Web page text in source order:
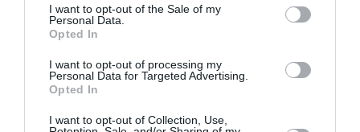
I want to opt-out of the Sale of my
Personal Data.
Opted In
I want to opt-out of processing my
Personal Data for Targeted Advertising.
Opted In
I want to opt-out of Collection, Use,
Şi-asta cel mai mult se-ntamplă într-un anturaj
urban…
Atunci,dacă eu sunt CRIZA,cine, oare, să mă